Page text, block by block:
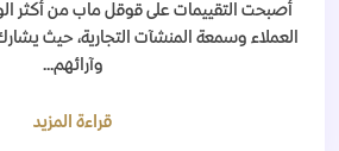
أصبحت التقييمات على قوقل ماب من أكثر
العملاء وسمعة المنشآت التجارية، حيث
وآرائهم...
قراءة المزيد